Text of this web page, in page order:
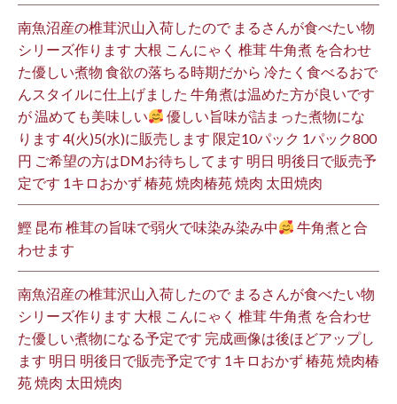
南魚沼産の椎茸沢山入荷したので まるさんが食べたい物
シリーズ作ります 大根 こんにゃく 椎茸 牛角煮 を合わせ
た優しい煮物 食欲の落ちる時期だから 冷たく食べるおで
んスタイルに仕上げました 牛角煮は温めた方が良いです
が 温めても美味しい
優しい旨味が詰まった煮物にな
ります 4(火)5(水)に販売します 限定10パック 1パック800
円 ご希望の方はDMお待ちしてます 明日 明後日で販売予
定です 1キロおかず 椿苑 焼肉椿苑 焼肉 太田焼肉
鰹 昆布 椎茸の旨味で弱火で味染み染み中
牛角煮と合
わせます
南魚沼産の椎茸沢山入荷したので まるさんが食べたい物
シリーズ作ります 大根 こんにゃく 椎茸 牛角煮 を合わせ
た優しい煮物になる予定です 完成画像は後ほどアップし
ます 明日 明後日で販売予定です 1キロおかず 椿苑 焼肉椿
苑 焼肉 太田焼肉